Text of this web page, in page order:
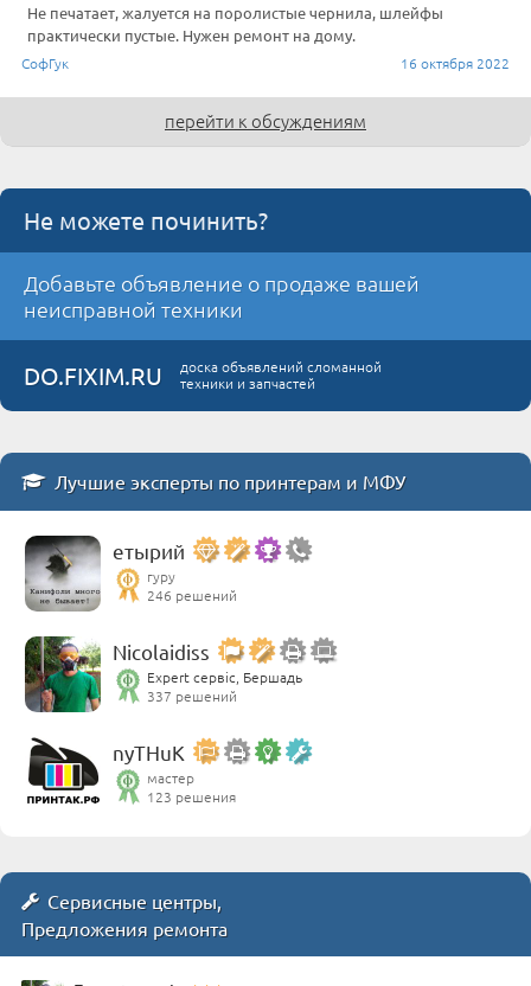
Не печатает, жалуется на поролистые чернила, шлейфы
практически пустые. Нужен ремонт на дому.
СофГук 16 октября 2022
перейти к обсуждениям
Не можете починить?
Добавьте объявление о продаже вашей
неисправной техники
DO.FIXIM.RU
доска объявлений сломанной
техники и запчастей
Лучшие эксперты по принтерам и МФУ
етырий
гуру
246 решений
Nicolaidiss
Expert сервіс, Бершадь
337 решений
nyTHuK
мастер
123 решения
Сервисные центры,
Предложения ремонта